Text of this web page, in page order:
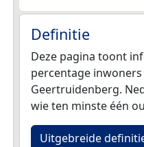
Definitie
Deze pagina toont
percentage
Geertruidenberg.
wie ten minste één
Uitgebreide